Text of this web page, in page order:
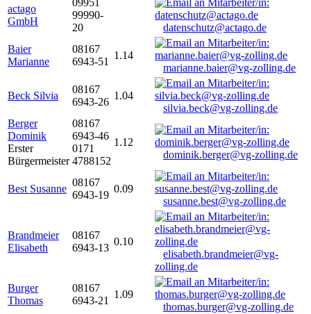
actago
GmbH
09951
99990-
20
datenschutz@actago.de
Baier
Marianne
08167
6943-51
1.14
marianne.baier@vg-zolling.de
Beck Silvia
08167
6943-26
1.04
silvia.beck@vg-zolling.de
Berger
Dominik
Erster
Bürgermeister
08167
6943-46
0171
4788152
1.12
dominik.berger@vg-zolling.de
Best Susanne
08167
6943-19
0.09
susanne.best@vg-zolling.de
Brandmeier
Elisabeth
08167
6943-13
0.10
elisabeth.brandmeier@vg-
zolling.de
Burger
Thomas
08167
6943-21
1.09
thomas.burger@vg-zolling.de